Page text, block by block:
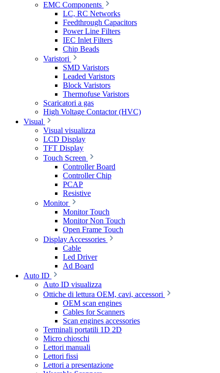
EMC Components
LC, RC Networks
Feedthrough Capacitors
Power Line Filters
IEC Inlet Filters
Chip Beads
Varistori
SMD Varistors
Leaded Varistors
Block Varistors
Thermofuse Varistors
Scaricatori a gas
High Voltage Contactor (HVC)
Visual
Visual visualizza
LCD Display
TFT Display
Touch Screen
Controller Board
Controller Chip
PCAP
Resistive
Monitor
Monitor Touch
Monitor Non Touch
Open Frame Touch
Display Accessories
Cable
Led Driver
Ad Board
Auto ID
Auto ID visualizza
Ottiche di lettura OEM, cavi, accessori
OEM scan engines
Cables for Scanners
Scan engines accessories
Terminali portatili 1D 2D
Micro chioschi
Lettori manuali
Lettori fissi
Lettori a presentazione